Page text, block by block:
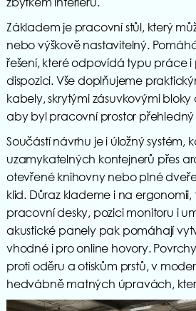
Základem je pracovní stůl, který
nebo výškově nastavitelný.
řešení, které odpovídá typu práce i
dispozici. Vše doplňujeme
kabely, skrytými zásuvkovými
aby byl pracovní prostor přehledný
Součástí návrhu je i úložný systém,
uzamykatelných kontejnerů přes
otevřené knihovny nebo plné
klid. Důraz klademe i na
pracovní desky, pozici monitoru i
akustické panely pak pomáhají
vhodné i pro online hovory.
proti oděru a otiskům prstů, v
hedvábně matných úpravách,